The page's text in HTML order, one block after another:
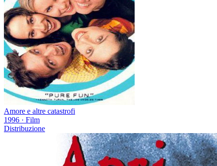
Amore e altre catastrofi
1996 · Film
Distribuzione